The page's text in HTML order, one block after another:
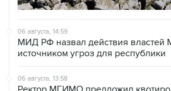
06 августа, 14:59
МИД РФ назвал действия властей
источником угроз для республики
06 августа, 13:58